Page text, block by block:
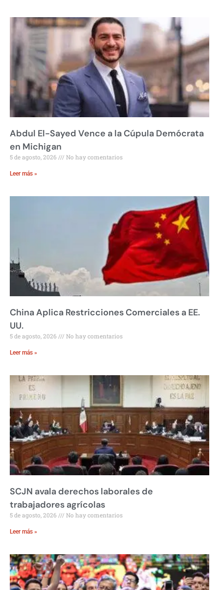
Abdul El-Sayed Vence a la Cúpula Demócrata
en Michigan
5 de agosto, 2026 No hay comentarios
Leer más »
China Aplica Restricciones Comerciales a EE.
UU.
5 de agosto, 2026 No hay comentarios
Leer más »
SCJN avala derechos laborales de
trabajadores agrícolas
5 de agosto, 2026 No hay comentarios
Leer más »